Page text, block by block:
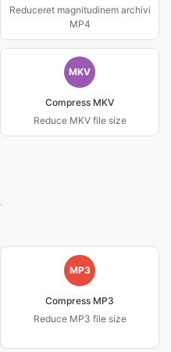
Reduceret magnitudinem archivi
MP4
MKV
Compress MKV
Reduce MKV file size
MP3
Compress MP3
Reduce MP3 file size